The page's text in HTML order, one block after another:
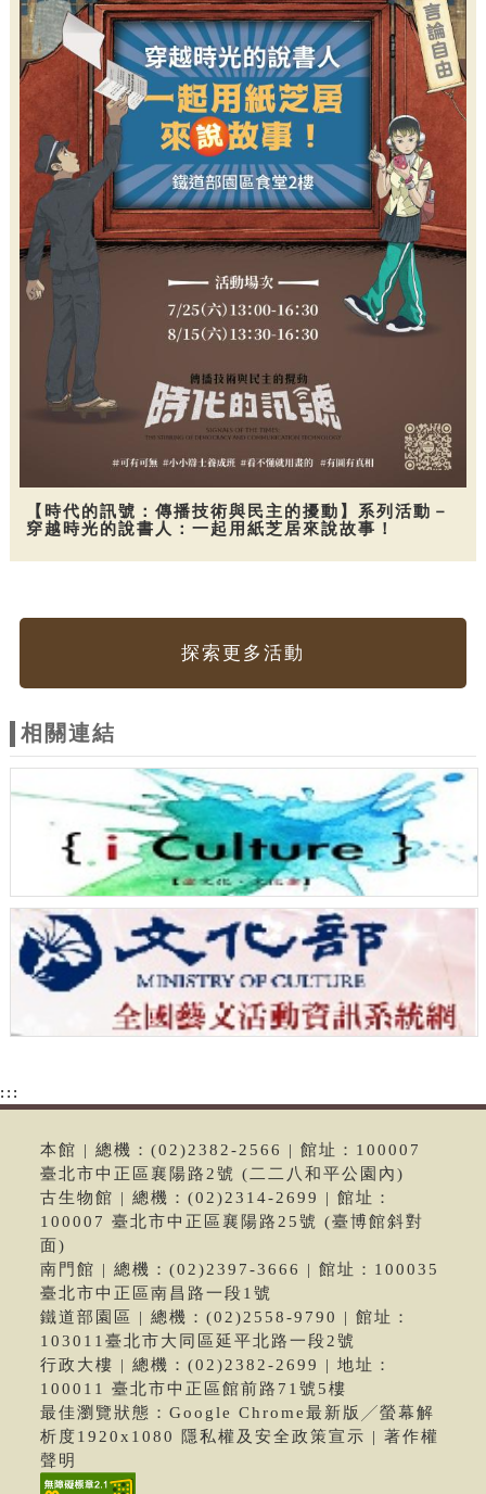
【時代的訊號：傳播技術與民主的擾動】系列活動－
穿越時光的說書人：一起用紙芝居來說故事！
探索更多活動
相關連結
:::
本館 | 總機：(02)2382-2566 | 館址：100007
臺北市中正區襄陽路2號 (二二八和平公園內)
古生物館 | 總機：(02)2314-2699 | 館址：
100007 臺北市中正區襄陽路25號 (臺博館斜對
面)
南門館 | 總機：(02)2397-3666 | 館址：100035
臺北市中正區南昌路一段1號
鐵道部園區 | 總機：(02)2558-9790 | 館址：
103011臺北市大同區延平北路一段2號
行政大樓 | 總機：(02)2382-2699 | 地址：
100011 臺北市中正區館前路71號5樓
最佳瀏覽狀態：Google Chrome最新版╱螢幕解
析度1920x1080 隱私權及安全政策宣示 | 著作權
聲明